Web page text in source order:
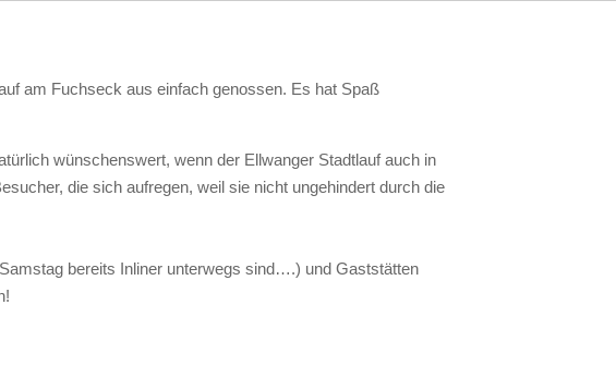
am Fuchseck aus einfach genossen. Es hat Spaß
wünschenswert, wenn der Ellwanger Stadtlauf auch in
die sich aufregen, weil sie nicht ungehindert durch die
bereits Inliner unterwegs sind….) und Gaststätten